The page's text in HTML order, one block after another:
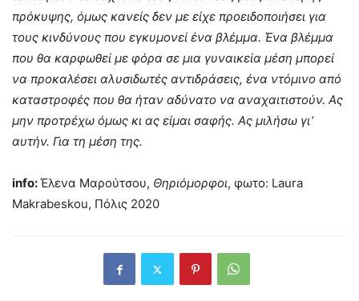
πρόκυψης, όμως κανείς δεν με είχε προειδοποιήσει για
τους κινδύνους που εγκυμονεί ένα βλέμμα. Ένα βλέμμα
που θα καρφωθεί με φόρα σε μια γυναικεία μέση μπορεί
να προκαλέσει αλυσιδωτές αντιδράσεις, ένα ντόμινο από
καταστροφές που θα ήταν αδύνατο να αναχαιτιστούν. Ας
μην προτρέχω όμως κι ας είμαι σαφής. Ας μιλήσω γι’
αυτήν. Για τη μέση της.
info:Έλενα Μαρούτσου, Θηριόμορφοι, φωτο: Laura
Makrabeskou, Πόλις 2020